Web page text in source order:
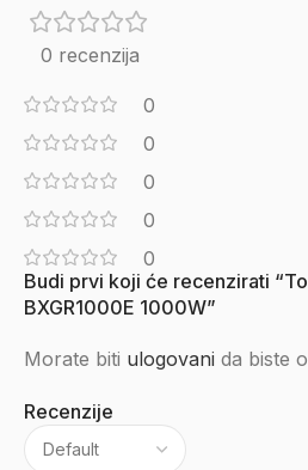
0 recenzija
0
0
0
0
0
Recenzije
Budi prvi koji će recenzirati
BXGR1000E 1000W”
Morate biti ulogovani da biste